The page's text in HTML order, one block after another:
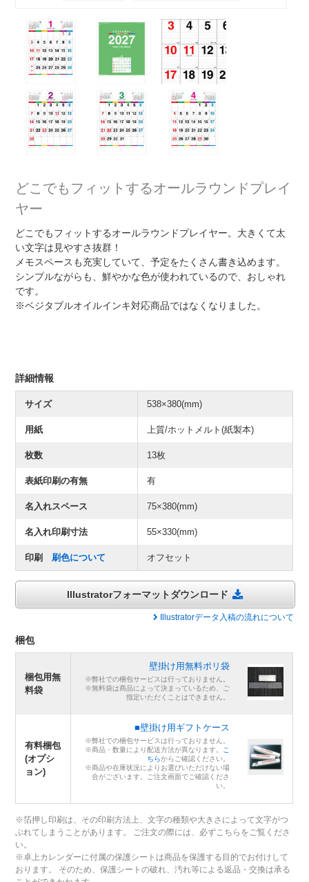
どこでもフィットするオールラウンドプレイ
ヤー
どこでもフィットするオールラウンドプレイヤー。大きくて太
い文字は見やすさ抜群！
メモスペースも充実していて、予定をたくさん書き込めます。
シンプルながらも、鮮やかな色が使われているので、おしゃれ
です。
※ベジタブルオイルインキ対応商品ではなくなりました。
詳細情報
サイズ 538×380(mm)
用紙 上質/ホットメルト(紙製本)
枚数 13枚
表紙印刷の有無 有
名入れスペース 75×380(mm)
名入れ印刷寸法 55×330(mm)
印刷刷色について オフセット
Illustratorフォーマットダウンロード
Illustratorデータ入稿の流れについて
梱包
梱包用無
料袋
壁掛け用無料ポリ袋
※弊社での梱包サービスは行っておりません。
※無料袋は商品によって決まっているため、ご
指定いただくことはできません。
有料梱包
(オプシ
ョン)
■壁掛け用ギフトケース
※弊社での梱包サービスは行っておりません。
※商品・数量により配送方法が異なります。 こ
ちらからご確認ください。
※商品や在庫状況によりお選びいただけない場
合がございます。ご注文画面でご確認くださ
い。
※箔押し印刷は、その印刷方法上、文字の種類や大きさによって文字がつ
ぶれてしまうことがあります。 ご注文の際には、必ずこちらをご覧くださ
い。
※卓上カレンダーに付属の保護シートは商品を保護する目的でお付けして
おります。 そのため、保護シートの破れ、汚れ等による返品・交換は承る